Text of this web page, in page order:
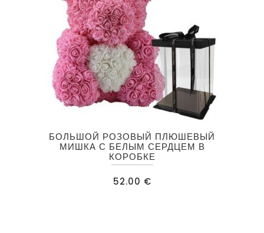
БОЛЬШОЙ РОЗОВЫЙ ПЛЮШЕВЫЙ
МИШКА С БЕЛЫМ СЕРДЦЕМ В
КОРОБКЕ
52.00 €